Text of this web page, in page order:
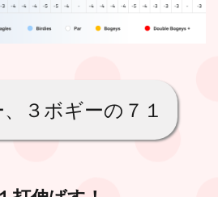
３ボギーの７１